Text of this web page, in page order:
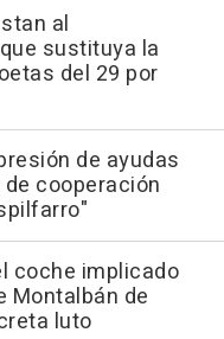
al
sustituya la
del 29 por
de ayudas
cooperación
coche implicado
Montalbán de
luto